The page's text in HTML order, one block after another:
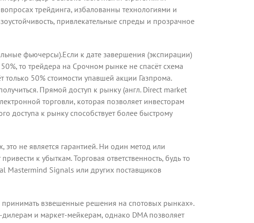
трейдинга, избалованны технологиями и
привлекательные спреды и прозрачное
фьючерсы).Если к дате завершения (экспирации)
то трейдера на Срочном рынке не спасёт схема
50% стоимости упавшей акции Газпрома.
Прямой доступ к рынку (англ. Direct market
торговли, которая позволяет инвесторам
доступа к рынку способствует более быстрому
не является гарантией. Ни один метод или
к убыткам. Торговая ответственность, будь то
Mastermind Signals или других поставщиков
взвешенные решения на спотовых рынках».
и маркет-мейкерам, однако DMA позволяет